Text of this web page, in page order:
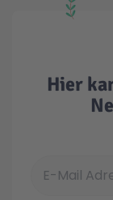
Hier